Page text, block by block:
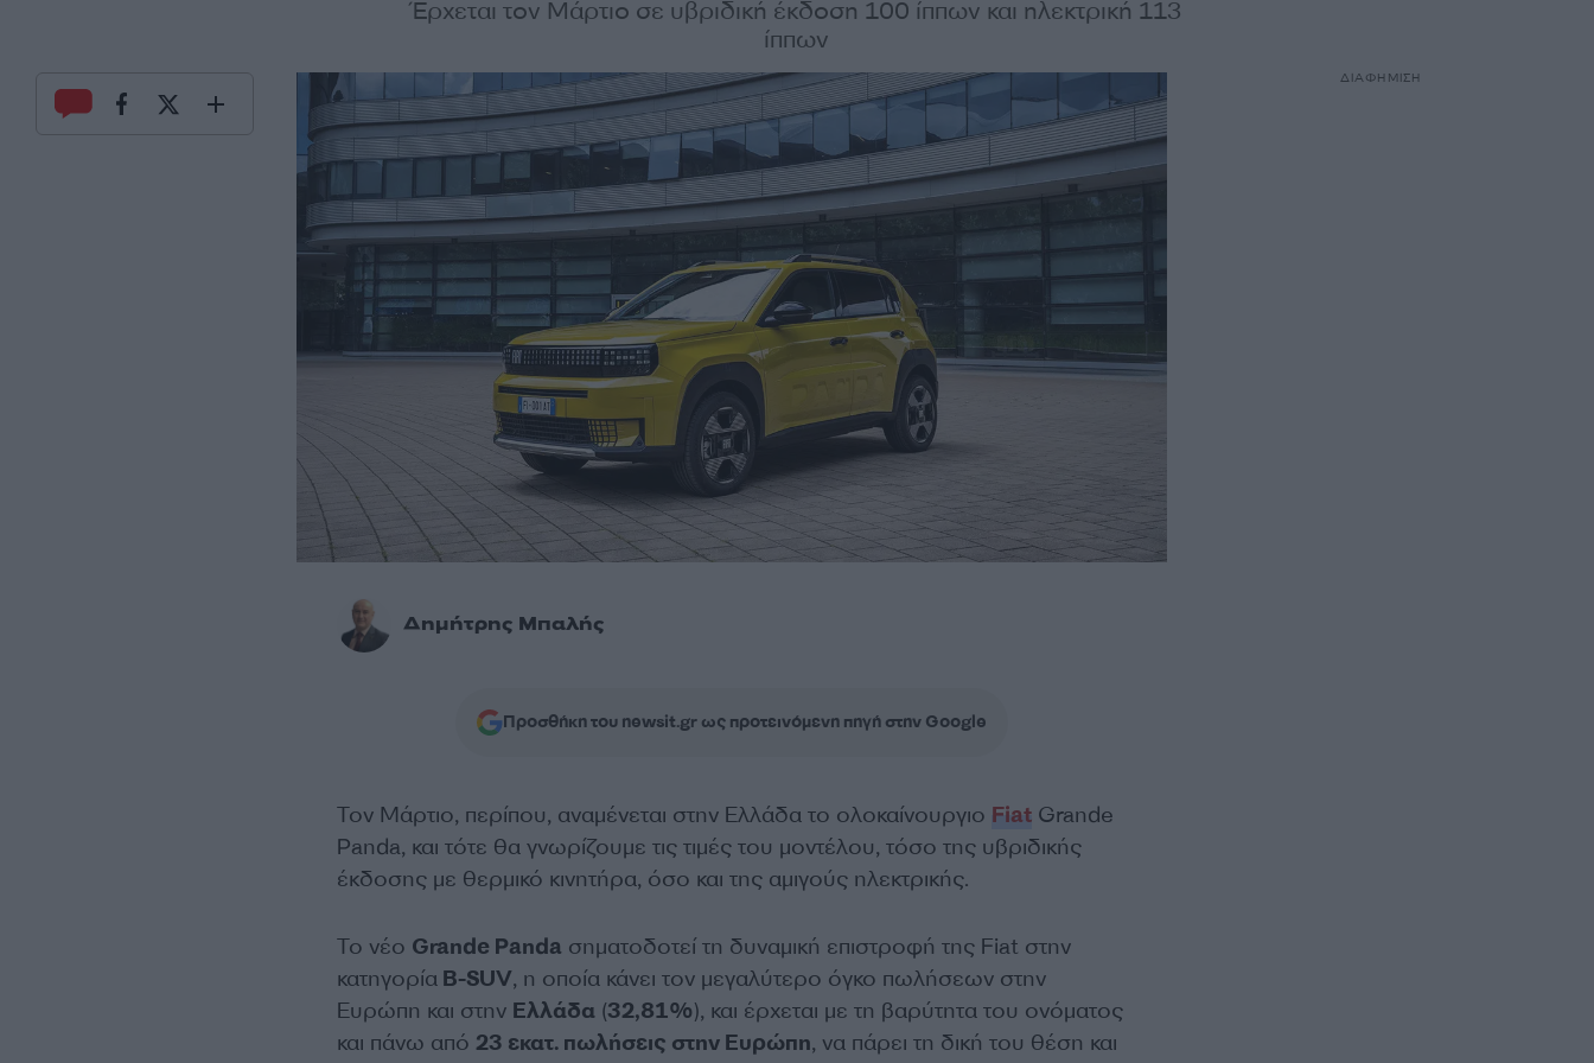
Έρχεται τον Μάρτιο σε υβριδική έκδοση 100 ίππων και ηλεκτρική 113
ίππων
Δημήτρης Μπαλής
Προσθήκη του newsit.gr ως προτεινόμενη πηγή στην Google
Τον Μάρτιο, περίπου, αναμένεται στην Ελλάδα το ολοκαίνουργιο FiatGrande
Panda, και τότε θα γνωρίζουμε τις τιμές του μοντέλου, τόσο της υβριδικής
έκδοσης με θερμικό κινητήρα, όσο και της αμιγούς ηλεκτρικής.
Το νέο Grande Panda σηματοδοτεί τη δυναμική επιστροφή της Fiat στην
κατηγορίαB-SUV, η οποία κάνει τον μεγαλύτερο όγκο πωλήσεων στην
Ευρώπη και στην Ελλάδα(32,81%), και έρχεται με τη βαρύτητα του ονόματος
και πάνω από 23 εκατ. πωλήσεις στην Ευρώπη, να πάρει τη δική του θέση και
ΔΙΑΦΗΜΙΣΗ